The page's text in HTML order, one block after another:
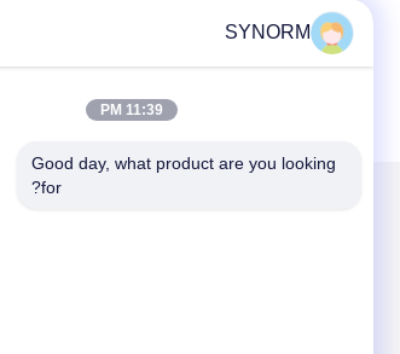
SYNORM
11:39 PM
Good day, what product are you looking
for?